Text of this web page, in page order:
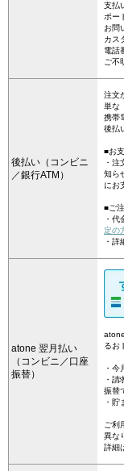
支払
ポー
お問
カス
電話
ご不
後払い（コンビニ
／銀行ATM）
注文
単な
携帯
後払
■お
・
知ら
にお
■ご
・
定の
・詳
atone 翌月払い
（コンビニ／口座
振替）
るお
・
・
振替
・
ご利
異な
詳細